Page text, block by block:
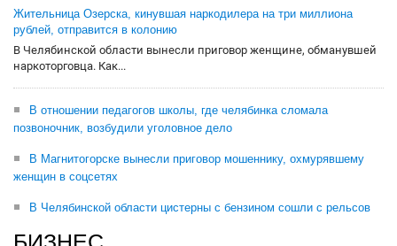
Жительница Озерска, кинувшая наркодилера на три миллиона
рублей, отправится в колонию
В Челябинской области вынесли приговор женщине, обманувшей
наркоторговца. Как...
В отношении педагогов школы, где челябинка сломала
позвоночник, возбудили уголовное дело
В Магнитогорске вынесли приговор мошеннику, охмурявшему
женщин в соцсетях
В Челябинской области цистерны с бензином сошли с рельсов